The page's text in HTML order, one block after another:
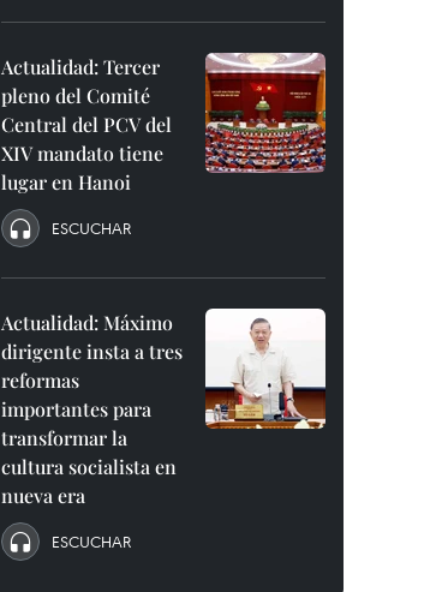
Actualidad: Tercer
pleno del Comité
Central del PCV del
XIV mandato tiene
lugar en Hanoi
ESCUCHAR
Actualidad: Máximo
dirigente insta a tres
reformas
importantes para
transformar la
cultura socialista en
nueva era
ESCUCHAR